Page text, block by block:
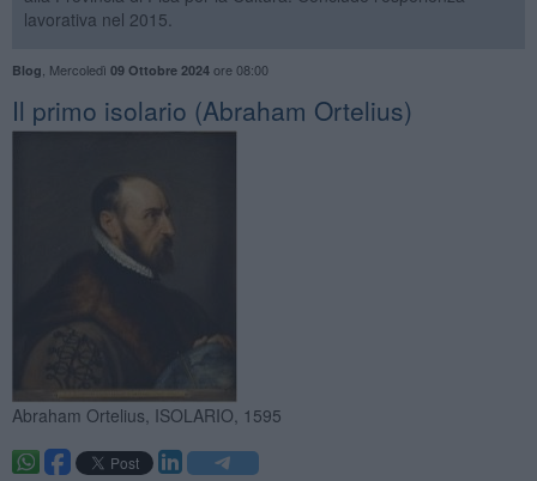
lavorativa nel 2015.
Blog Mercoledì 09 Ottobre 2024ore 08:00
Il primo isolario (Abraham Ortelius)
Abraham Ortelius, ISOLARIO, 1595